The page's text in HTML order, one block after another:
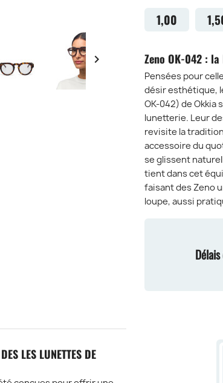

1,00
Zeno OK-042 :
Pensées pour
désir esthétique,
OK-042) de Okkia
lunetterie. Leur
revisite la
accessoire du
se glissent
tient dans cet
faisant des Zeno
loupe, aussi
LES LUNETTES DE